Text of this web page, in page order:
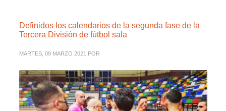
Definidos los calendarios de la segunda fase de la
Tercera División de fútbol sala
MARTES, 09 MARZO 2021 POR